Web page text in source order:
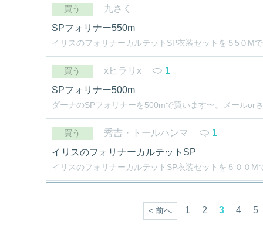
買う
九さく
SPフォリナー550m
イリスのフォリナーカルテットSP衣装セットを５5０M
買う xヒラリx
1
SPフォリナー500m
ダーナのSPフォリナーを500mで買います〜。メールor
買う 秀吉・トールハンマ
1
イリスのフォリナーカルテットSP
イリスのフォリナーカルテットSP衣装セットを５００
< 前へ 1 2 3 4 5